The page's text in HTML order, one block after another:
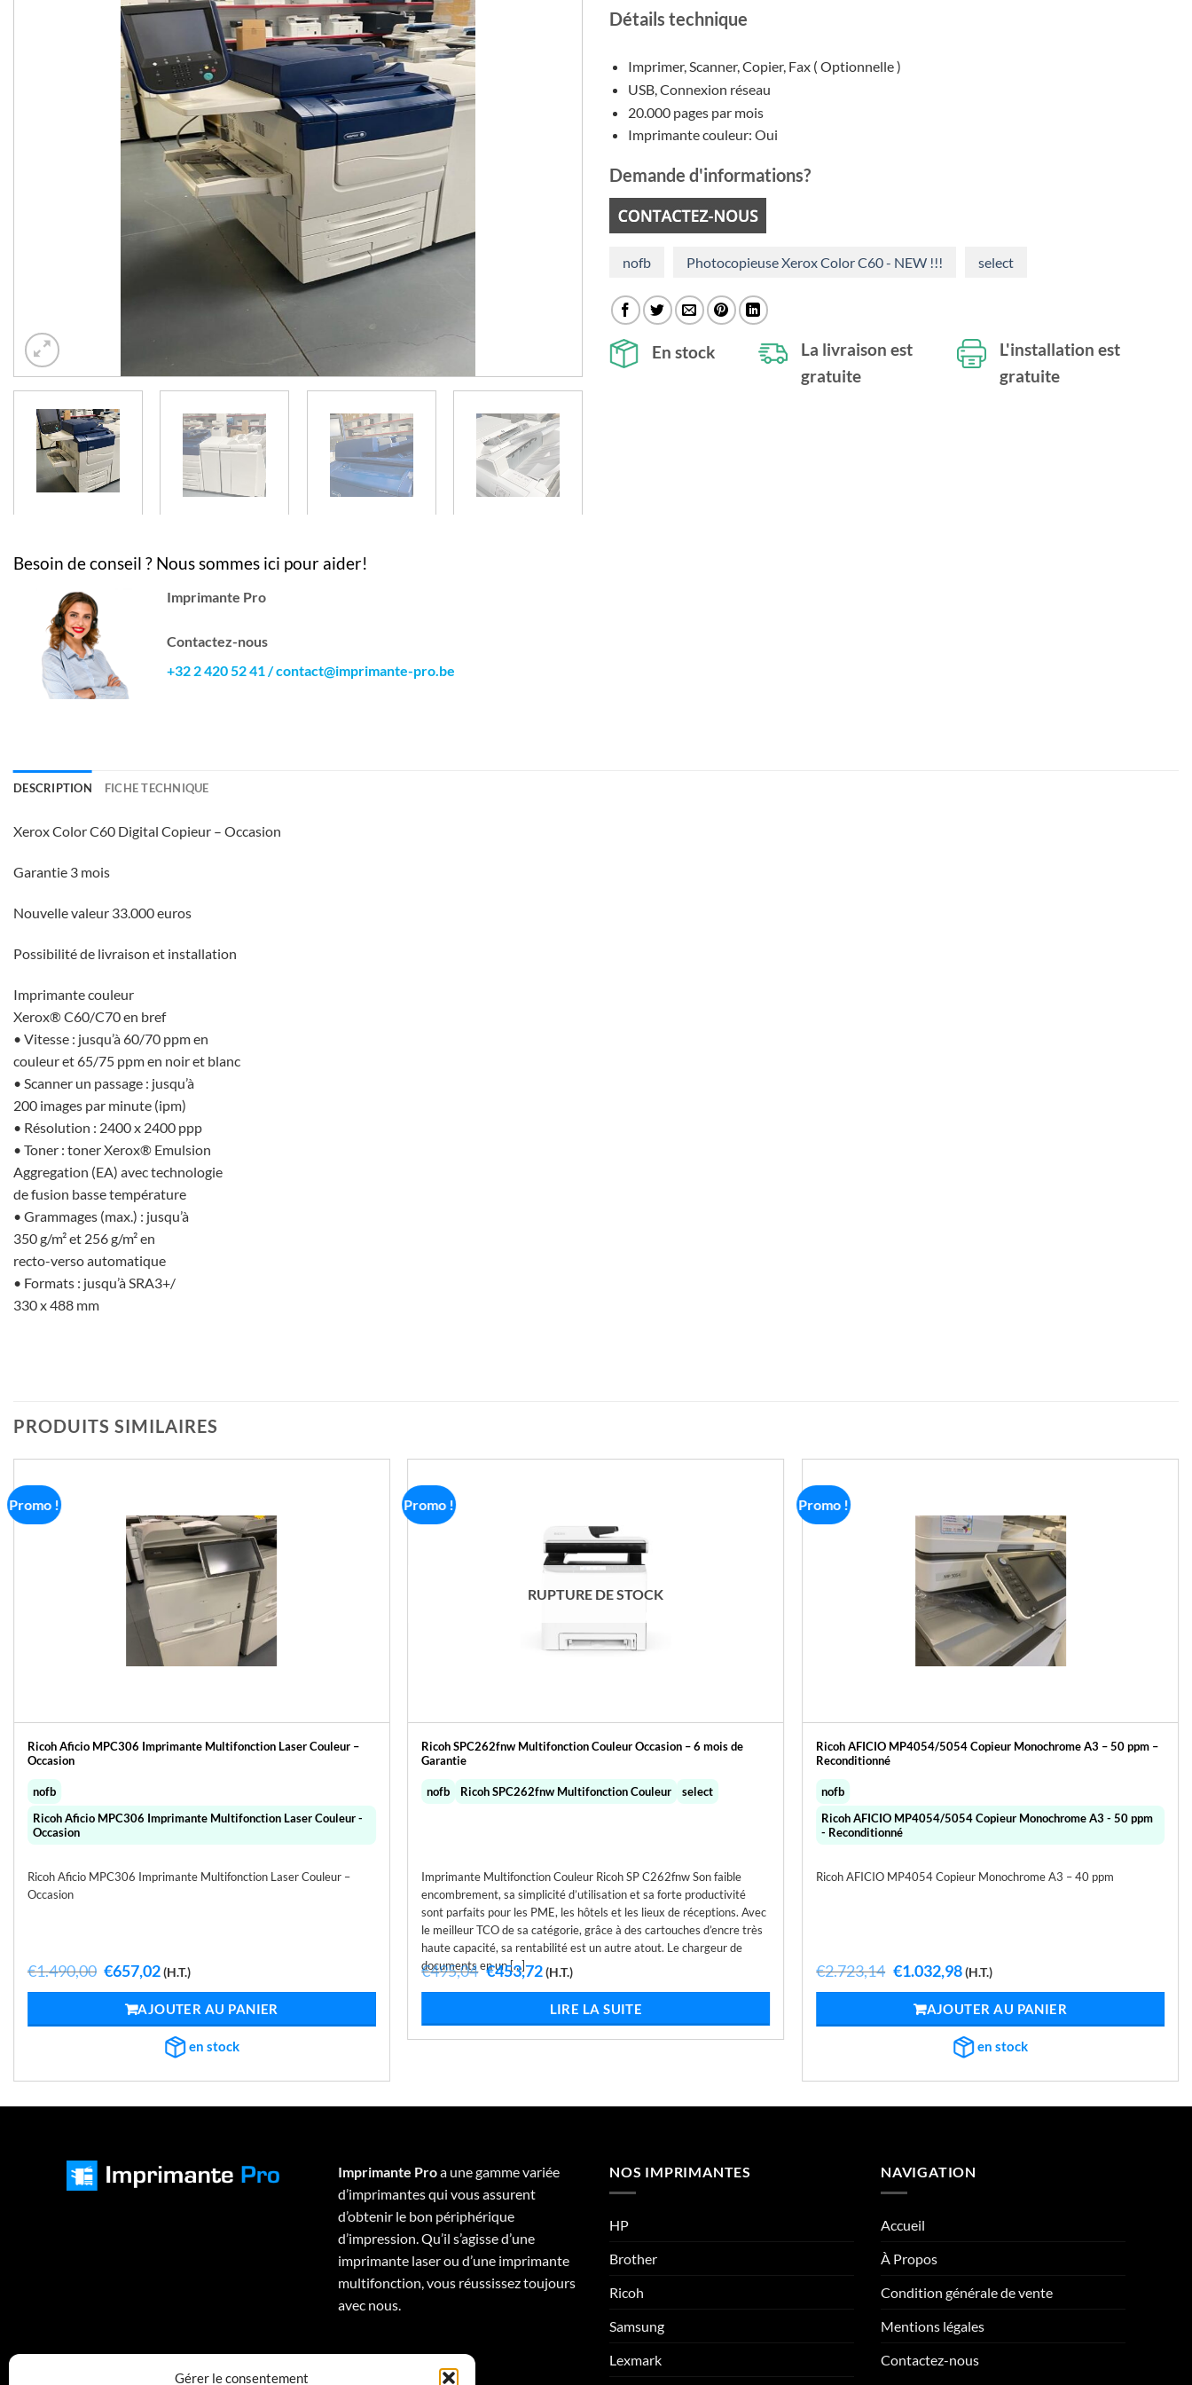
Gérer le consentement
Besoin de conseil ? Nous sommes ici pour aider!
Imprimante Pro
Contactez-nous
+32 2 420 52 41/contact@imprimante-pro.be
€15.702,48.€4.500,00.
Détails technique
Imprimer, Scanner, Copier, Fax ( Optionnelle )
USB, Connexion réseau
20.000 pages par mois
Imprimante couleur: Oui
Demande d'informations?
nofb Photocopieuse Xerox Color C60 - NEW !!! select
En stock
La livraison est
gratuite
L'installation est
gratuite
DESCRIPTION FICHE TECHNIQUE
Xerox Color C60 Digital Copieur – Occasion
Garantie 3 mois
Nouvelle valeur 33.000 euros
Possibilité de livraison et installation
Imprimante couleur
Xerox® C60/C70 en bref
• Vitesse : jusqu’à 60/70 ppm en
couleur et 65/75 ppm en noir et blanc
• Scanner un passage : jusqu’à
200 images par minute (ipm)
• Résolution : 2400 x 2400 ppp
• Toner : toner Xerox® Emulsion
Aggregation (EA) avec technologie
de fusion basse température
• Grammages (max.) : jusqu’à
350 g/m² et 256 g/m² en
recto-verso automatique
• Formats : jusqu’à SRA3+/
330 x 488 mm
PRODUITS SIMILAIRES
Promo !
Ricoh Aficio MPC306 Imprimante Multifonction Laser Couleur –
Occasion
nofb
Ricoh Aficio MPC306 Imprimante Multifonction Laser Couleur -
Occasion
Ricoh Aficio MPC306 Imprimante Multifonction Laser Couleur –
Occasion
€1.490,00 Le
initial
était :
€1.490,00.
€657,02Le
prix
actuel
est :
€657,02.
(H.T.)
AJOUTER AU PANIER
en stock
Promo !
RUPTURE DE STOCK
Ricoh SPC262fnw Multifonction Couleur Occasion – 6 mois de
Garantie
nofb Ricoh SPC262fnw Multifonction Couleur select
Imprimante Multifonction Couleur Ricoh SP C262fnw Son faible
encombrement, sa simplicité d’utilisation et sa forte productivité
sont parfaits pour les PME, les hôtels et les lieux de réceptions. Avec
le meilleur TCO de sa catégorie, grâce à des cartouches d’encre très
haute capacité, sa rentabilité est un autre atout. Le chargeur de
documents en un […]
€495,04 Le
€453,72Le
prix
actuel
est :
(H.T.)
LIRE LA SUITE
Promo !
Ricoh AFICIO MP4054/5054 Copieur Monochrome A3 – 50 ppm –
Reconditionné
nofb
Ricoh AFICIO MP4054/5054 Copieur Monochrome A3 - 50 ppm
- Reconditionné
Ricoh AFICIO MP4054 Copieur Monochrome A3 – 40 ppm
€2.723,14 Le
initial
était :
€2.723,14.
€1.032,98Le
prix
actuel
est :
€1.032,98.
(H.T.)
AJOUTER AU PANIER
en stock
Imprimante Proa une gamme variée
d’imprimantes qui vous assurent
d’obtenir le bon périphérique
d’impression. Qu’il s’agisse d’une
imprimante laser ou d’une imprimante
multifonction, vous réussissez toujours
avec nous.
NOS IMPRIMANTES
HP
Brother
Ricoh
Samsung
Lexmark
NAVIGATION
Accueil
À Propos
Condition générale de vente
Mentions légales
Contactez-nous